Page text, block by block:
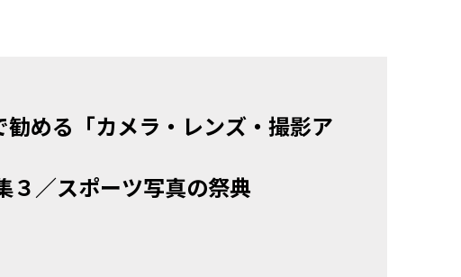
める「カメラ・レンズ・撮影ア
／スポーツ写真の祭典